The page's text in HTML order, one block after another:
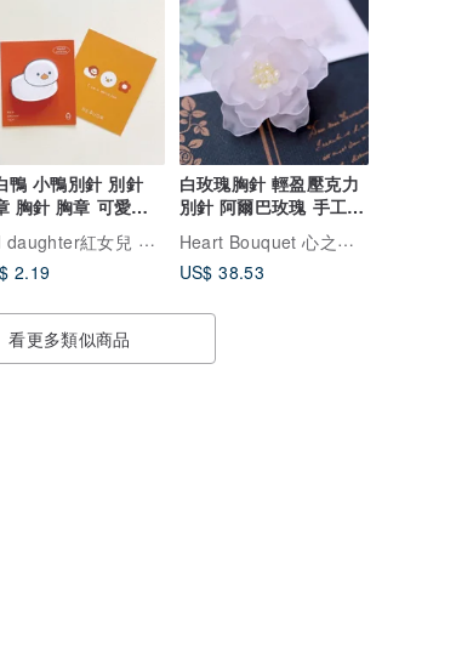
鴨 小鴨別針 別針
胸針 胸章 可愛徽
red daughter紅女兒 帆布包
2.19
白玫瑰胸針 輕盈壓克力
別針 阿爾巴玫瑰 手工胸
花
Heart Bouquet 心之花束
US$ 38.53
看更多類似商品